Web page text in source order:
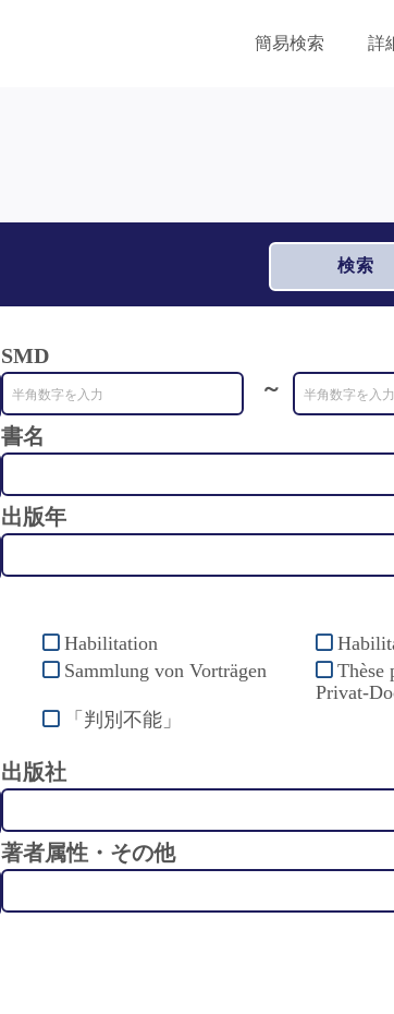
簡易検索 詳
検索
SMD
～
書名
出版年
Habilitation
Sammlung von Vorträgen
Thèse
Privat-
「判別不能」
出版社
著者属性・その他